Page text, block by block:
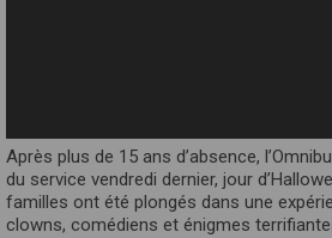
Après plus de 15 ans d’absence,
du service vendredi dernier, jour
familles ont été plongés dans une
clowns, comédiens et énigmes